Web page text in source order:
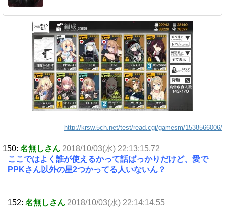
http://krsw.5ch.net/test/read.cgi/gamesm/1538566006/
150: 名無しさん 2018/10/03(水) 22:13:15.72
ここではよく誰が使えるかって話ばっかりだけど、愛で
PPKさん以外の星2つかってる人いないん？
152: 名無しさん 2018/10/03(水) 22:14:14.55